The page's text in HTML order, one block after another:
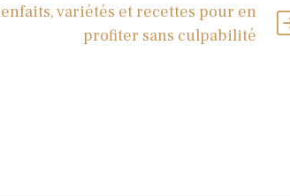
variétés et recettes pour en
profiter sans culpabilité